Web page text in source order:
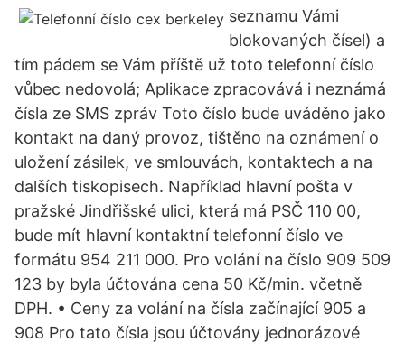
seznamu Vámi
blokovaných čísel) a
tím pádem se Vám příště už toto telefonní číslo
vůbec nedovolá; Aplikace zpracovává i neznámá
čísla ze SMS zpráv Toto číslo bude uváděno jako
kontakt na daný provoz, tištěno na oznámení o
uložení zásilek, ve smlouvách, kontaktech a na
dalších tiskopisech. Například hlavní pošta v
pražské Jindřišské ulici, která má PSČ 110 00,
bude mít hlavní kontaktní telefonní číslo ve
formátu 954 211 000. Pro volání na číslo 909 509
123 by byla účtována cena 50 Kč/min. včetně
DPH. • Ceny za volání na čísla začínající 905 a
908 Pro tato čísla jsou účtovány jednorázové